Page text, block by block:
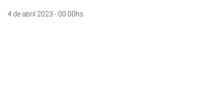
4 de abril 2023 - 00:00hs